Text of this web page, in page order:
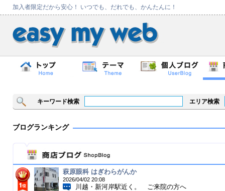
加入者限定だから安心！ いつでも、だれでも、かんたんに！
キーワード検索 エリア検索
ブログランキング
萩原眼科 はぎわらがんか
2026/04/02 20:08
川越・新河岸駅近く。 ご来院の方へ